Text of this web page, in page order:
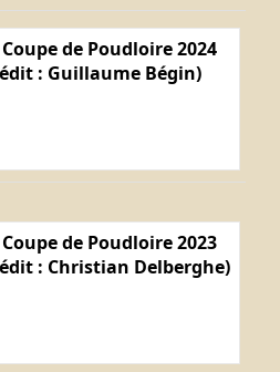
de Poudloire 2024
: Guillaume Bégin)
de Poudloire 2023
: Christian Delberghe)